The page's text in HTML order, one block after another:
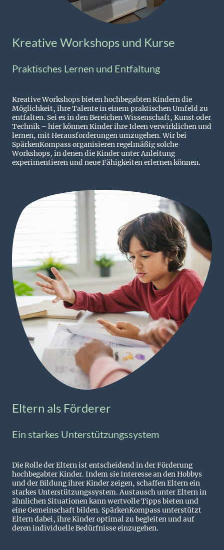
Kreative Workshops und Kurse
Praktisches Lernen und Entfaltung
Kreative Workshops bieten hochbegabten Kindern die
Möglichkeit, ihre Talente in einem praktischen Umfeld zu
entfalten. Sei es in den Bereichen Wissenschaft, Kunst oder
Technik – hier können Kinder ihre Ideen verwirklichen und
lernen, mit Herausforderungen umzugehen. Wir bei
SpärkenKompass organisieren regelmäßig solche
Workshops, in denen die Kinder unter Anleitung
experimentieren und neue Fähigkeiten erlernen können.
Eltern als Förderer
Ein starkes Unterstützungssystem
Die Rolle der Eltern ist entscheidend in der Förderung
hochbegabter Kinder. Indem sie Interesse an den Hobbys
und der Bildung ihrer Kinder zeigen, schaffen Eltern ein
starkes Unterstützungssystem. Austausch unter Eltern in
ähnlichen Situationen kann wertvolle Tipps bieten und
eine Gemeinschaft bilden. SpärkenKompass unterstützt
Eltern dabei, ihre Kinder optimal zu begleiten und auf
deren individuelle Bedürfnisse einzugehen.